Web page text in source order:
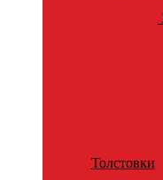
Толстовки